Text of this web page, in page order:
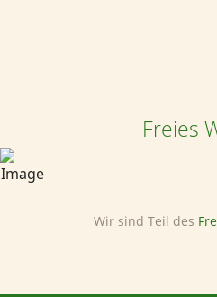
Freies
Wir sind Teil des